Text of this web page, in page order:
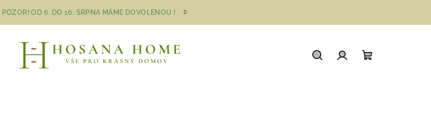
POZOR! OD 6. DO 16. SRPNA MÁME DOVOLENOU !